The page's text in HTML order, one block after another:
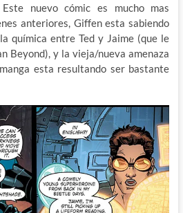
nuevo cómic es mucho mas
anteriores, Giffen esta sabiendo
química entre Ted y Jaime (que le
Beyond), y la vieja/nueva amenaza
esta resultando ser bastante